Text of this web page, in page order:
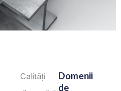
Calități
Domenii
de